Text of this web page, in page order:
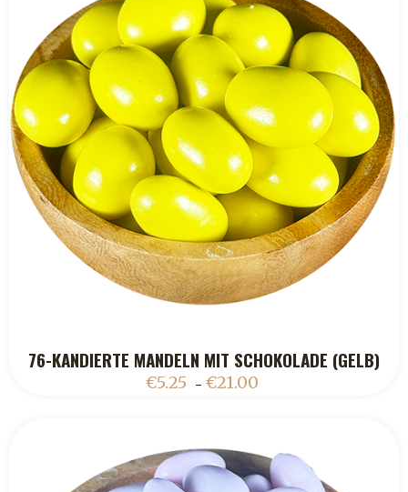
ADD TO CART
76-KANDIERTE MANDELN MIT SCHOKOLADE (GELB)
€5.25 – €21.00